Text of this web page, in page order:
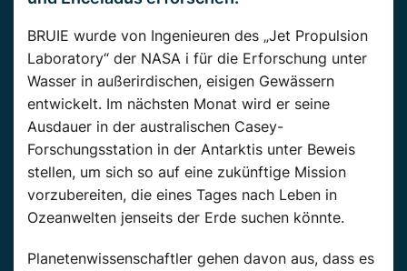
BRUIE wurde von Ingenieuren des „Jet Propulsion
Laboratory“ der NASA i für die Erforschung unter
Wasser in außerirdischen, eisigen Gewässern
entwickelt. Im nächsten Monat wird er seine
Ausdauer in der australischen Casey-
Forschungsstation in der Antarktis unter Beweis
stellen, um sich so auf eine zukünftige Mission
vorzubereiten, die eines Tages nach Leben in
Ozeanwelten jenseits der Erde suchen könnte.
Planetenwissenschaftler gehen davon aus, dass es